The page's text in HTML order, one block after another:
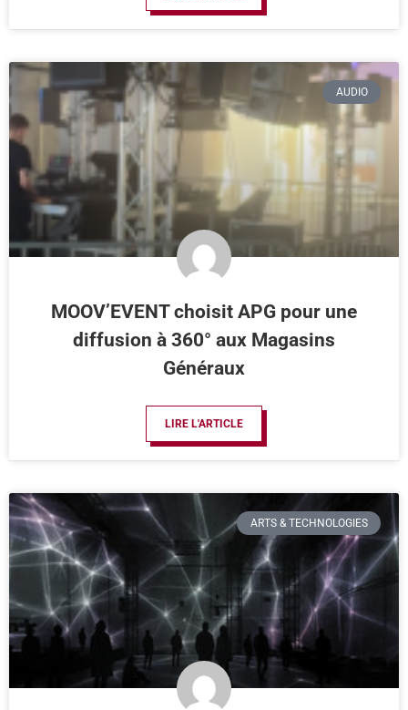
AUDIO
MOOV’EVENT choisit APG pour une
diffusion à 360° aux Magasins
Généraux
LIRE L'ARTICLE
ARTS & TECHNOLOGIES